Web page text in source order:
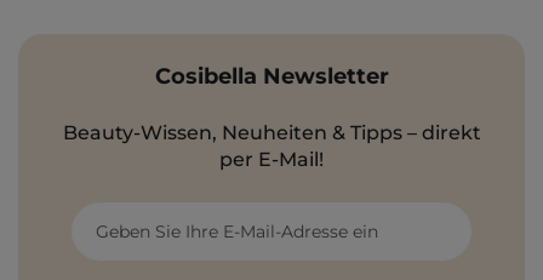
Cosibella Newsletter
Beauty-Wissen, Neuheiten & Tipps – direkt
per E-Mail!
Geben Sie Ihre E-Mail-Adresse ein